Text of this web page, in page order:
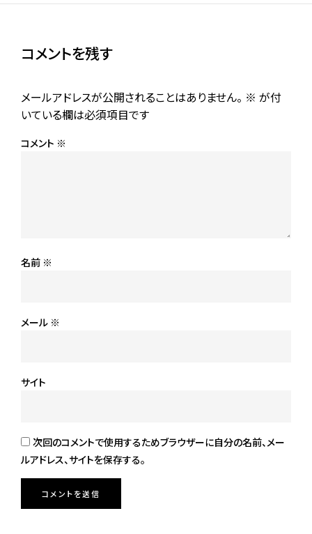
コメントを残す
メールアドレスが公開されることはありません。 ※ が付
いている欄は必須項目です
コメント ※
名前 ※
メール ※
サイト
次回のコメントで使用するためブラウザーに自分の名前、メー
ルアドレス、サイトを保存する。